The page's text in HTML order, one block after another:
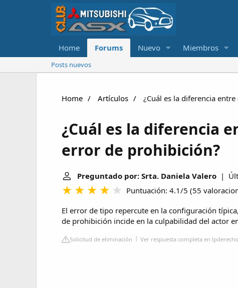
Home Forums Nuevo Miembros
Posts nuevos
Home Artículos ¿Cuál es la diferencia
¿Cuál es la diferencia
error de prohibición?
Preguntado por: Srta. Daniela Valero |
Puntuación: 4.1/5 (55
El error de tipo repercute en la configuración
de prohibición incide en la culpabilidad del actor
Solicitud de eliminación Ver respuesta completa en